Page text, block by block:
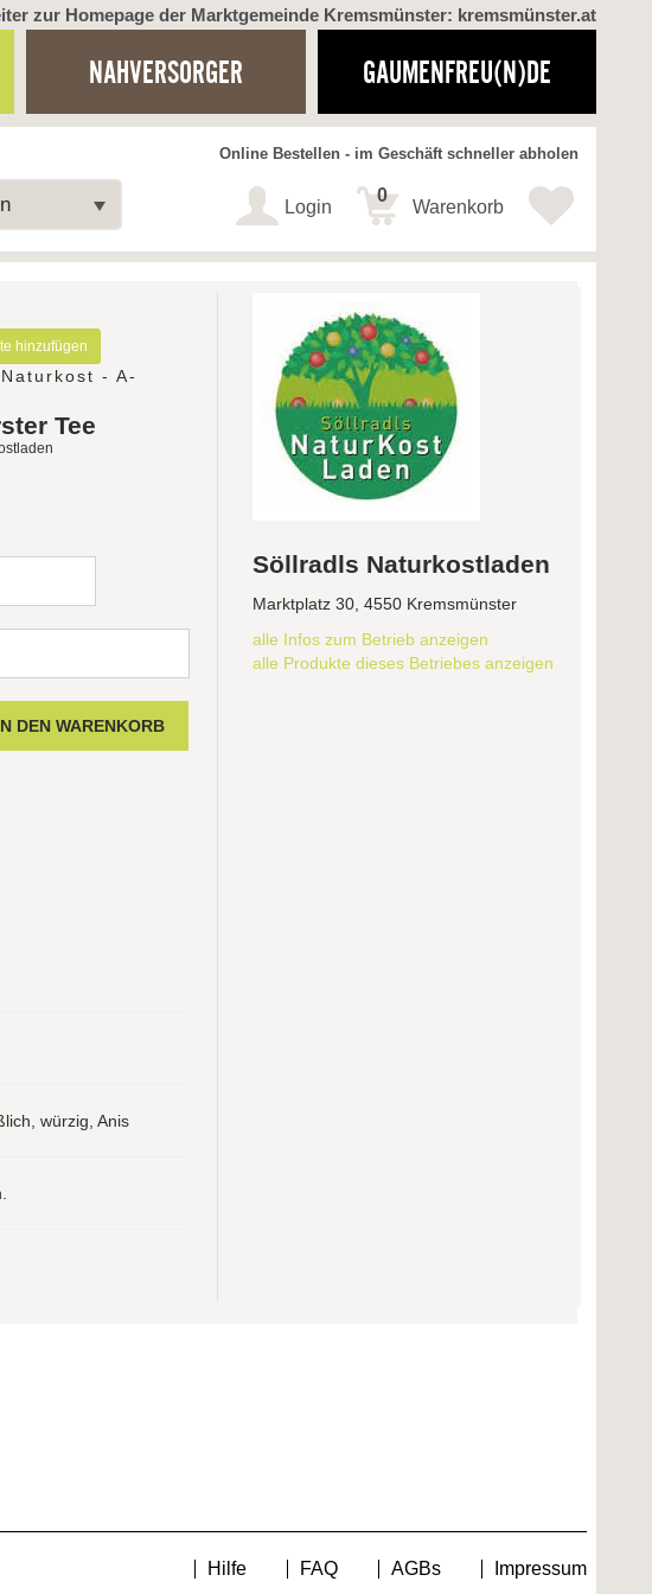
zur Homepage der Marktgemeinde Kremsmünster: kremsmünster.at
NAHVERSORGER GAUMENFREU(N)DE
Online Bestellen - im Geschäft schneller abholen
Login Warenkorb
0
hinzufügen
- A-
Tee
würzig, Anis
Söllradls Naturkostladen
Marktplatz 30, 4550 Kremsmünster
alle Infos zum Betrieb anzeigen
alle Produkte dieses Betriebes anzeigen
Hilfe FAQ AGBs Impressum